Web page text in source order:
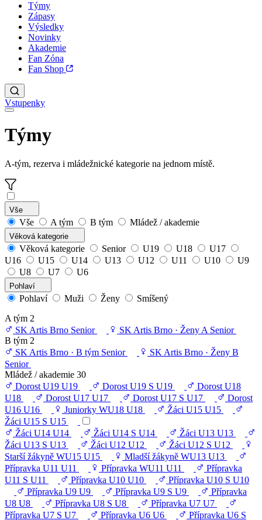
Týmy
Zápasy
Výsledky
Novinky
Akademie
Fan Zóna
Fan Shop
Vstupenky
Týmy
A-tým, rezerva i mládežnické kategorie na jednom místě.
Vše
Vše A tým B tým Mládež / akademie
Věková kategorie
Věková kategorie Senior U19 U18
U17
U16
U15 U14 U13 U12 U11 U10
U9
U8
U7 U6
Pohlaví
Pohlaví Muži Ženy
Smíšený
A tým 2
SK Artis Brno Senior SK Artis Brno · Ženy A Senior
B tým 2
SK Artis Brno · B tým Senior
SK Artis Brno · Ženy B
Senior
Mládež / akademie 30
Dorost U19 U19 Dorost U19 S U19
Dorost U18
U18
Dorost U17 U17 Dorost U17 S U17
Dorost
U16 U16 Juniorky WU18 U18 Žáci U15 U15
Žáci U15 S U15
Žáci U14 U14 Žáci U14 S U14 Žáci U13 U13
Žáci U13 S U13 Žáci U12 U12 Žáci U12 S U12
Starší žákyně WU15 U15 Mladší žákyně WU13 U13
Přípravka U11 U11 Přípravka WU11 U11
Přípravka
U11 S U11 Přípravka U10 U10 Přípravka U10 S U10
Přípravka U9 U9 Přípravka U9 S U9
Přípravka
U8 U8 Přípravka U8 S U8 Přípravka U7 U7
Přípravka U7 S U7 Přípravka U6 U6
Přípravka U6 S